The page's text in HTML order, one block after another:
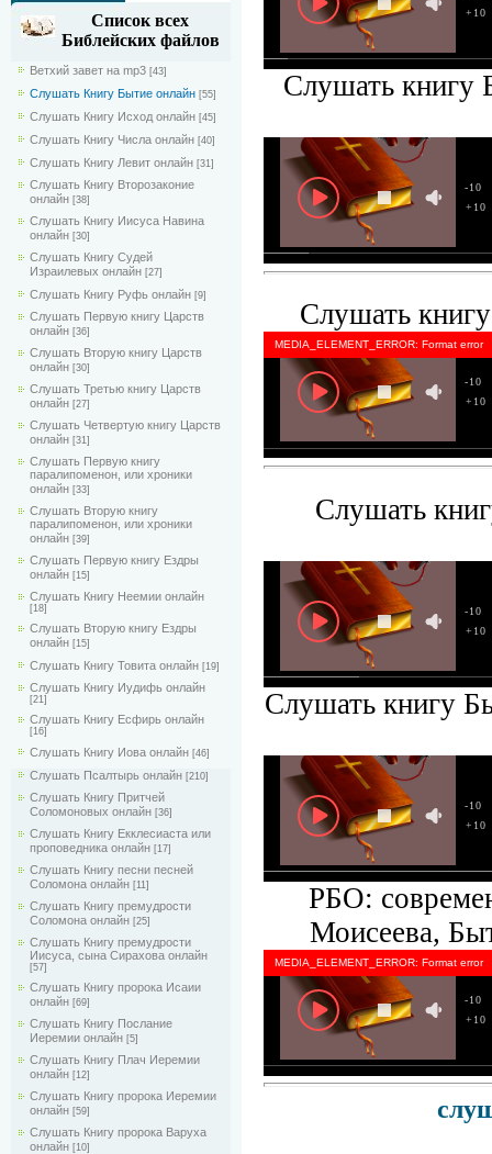
Список всех
Библейских файлов
Ветхий завет на mp3 [43]
Слушать Книгу Бытие онлайн [55]
Слушать Книгу Исход онлайн [45]
Слушать Книгу Числа онлайн [40]
Слушать Книгу Левит онлайн [31]
Слушать Книгу Второзаконие
онлайн [38]
Слушать Книгу Иисуса Навина
онлайн [30]
Слушать Книгу Судей
Израилевых онлайн [27]
Слушать Книгу Руфь онлайн [9]
Слушать Первую книгу Царств
онлайн [36]
Слушать Вторую книгу Царств
онлайн [30]
Слушать Третью книгу Царств
онлайн [27]
Слушать Четвертую книгу Царств
онлайн [31]
Слушать Первую книгу
паралипоменон, или хроники
онлайн [33]
Слушать Вторую книгу
паралипоменон, или хроники
онлайн [39]
Слушать Первую книгу Ездры
онлайн [15]
Слушать Книгу Неемии онлайн
[18]
Слушать Вторую книгу Ездры
онлайн [15]
Слушать Книгу Товита онлайн [19]
Слушать Книгу Иудифь онлайн
[21]
Слушать Книгу Есфирь онлайн
[16]
Слушать Книгу Иова онлайн [46]
Слушать Псалтырь онлайн [210]
Слушать Книгу Притчей
Соломоновых онлайн [36]
Слушать Книгу Екклесиаста или
проповедника онлайн [17]
Слушать Книгу песни песней
Соломона онлайн [11]
Слушать Книгу премудрости
Соломона онлайн [25]
Слушать Книгу премудрости
Иисуса, сына Сирахова онлайн
[57]
Слушать Книгу пророка Исаии
онлайн [69]
Слушать Книгу Послание
Иеремии онлайн [5]
Слушать Книгу Плач Иеремии
онлайн [12]
Слушать Книгу пророка Иеремии
онлайн [59]
Слушать Книгу пророка Варуха
онлайн [10]
+10
Слушать книгу
+10
-10
Слушать
+10
-10
MEDIA_ELEMENT_ERROR: Format error
Слушать
+10
-10
Слушать книгу
+10
-10
РБО:
Моисеева,
+10
-10
MEDIA_ELEMENT_ERROR: Format error